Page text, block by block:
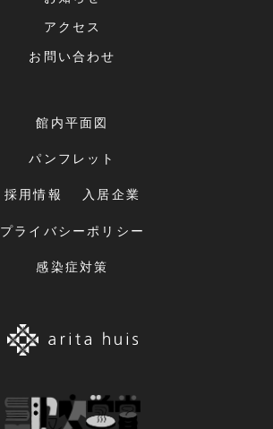
アクセス
お問い合わせ
館内平面図
パンフレット
採用情報 入居企業
プライバシーポリシー
感染症対策